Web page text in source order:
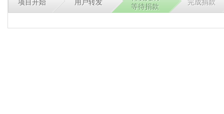
项目开始 用户转发
等待捐款
完成捐款